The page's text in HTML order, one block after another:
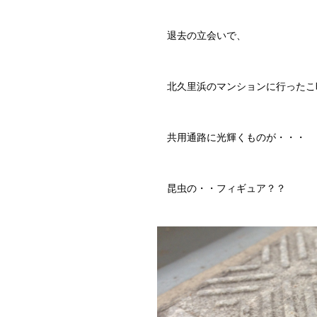
退去の立会いで、
北久里浜のマンションに行った
共用通路に光輝くものが・・・
昆虫の・・フィギュア？？